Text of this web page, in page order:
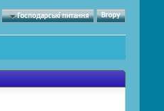
Господарські питання Вгору